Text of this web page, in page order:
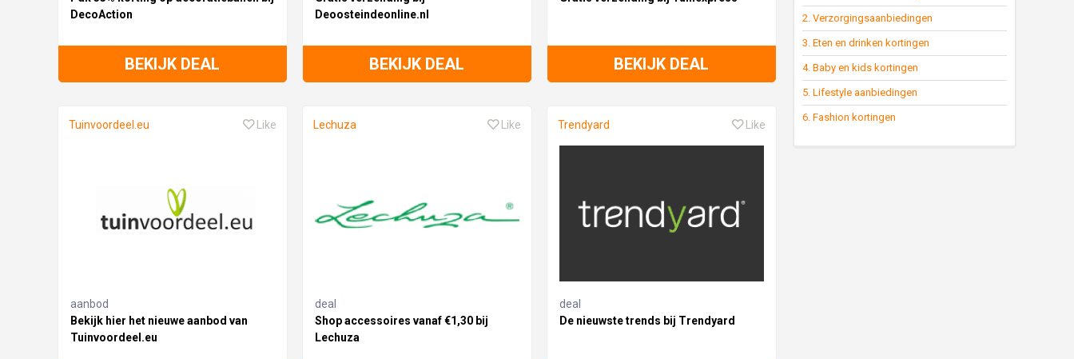
DecoAction
BEKIJK DEAL
Deoosteindeonline.nl
BEKIJK DEAL BEKIJK DEAL
Tuinvoordeel.eu Like
aanbod
Bekijk hier het nieuwe aanbod van
Tuinvoordeel.eu
Lechuza Like
deal
Shop accessoires vanaf €1,30 bij
Lechuza
Trendyard Like
deal
De nieuwste trends bij Trendyard
2. Verzorgingsaanbiedingen
3. Eten en drinken kortingen
4. Baby en kids kortingen
5. Lifestyle aanbiedingen
6. Fashion kortingen